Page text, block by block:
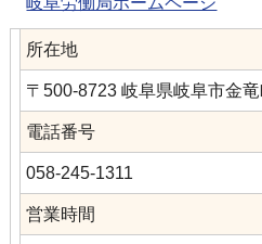
所在地
〒500-8723 岐阜県岐阜市金
電話番号
058-245-1311
営業時間